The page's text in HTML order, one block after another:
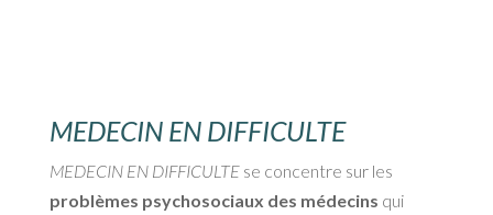
MEDECIN EN DIFFICULTE
MEDECIN EN DIFFICULTEse concentre sur les
problèmes psychosociaux des médecins qui